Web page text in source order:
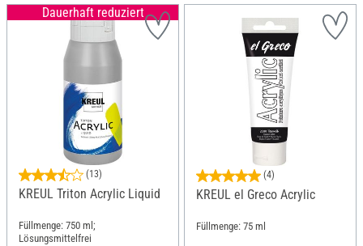
Dauerhaft reduziert
(13)
KREUL Triton Acrylic Liquid
Füllmenge: 750 ml;
Lösungsmittelfrei
(4)
KREUL el Greco Acrylic
Füllmenge: 75 ml